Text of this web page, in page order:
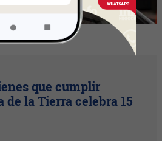
que cumplir
de la Tierra celebra 15